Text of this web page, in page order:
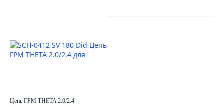
Цепь ГРМ THETA 2.0/2.4
О КОМПАНИИ
КАРТА САЙТА